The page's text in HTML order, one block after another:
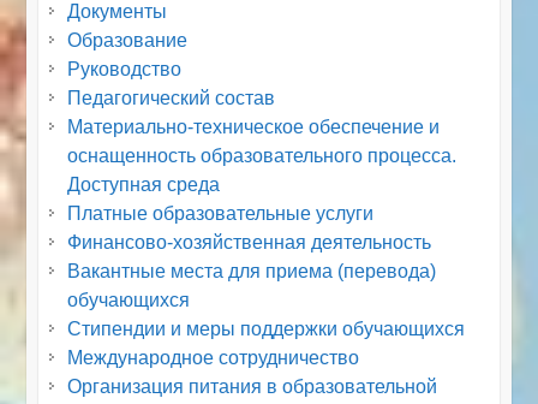
Документы
Образование
Руководство
Педагогический состав
Материально-техническое обеспечение и
оснащенность образовательного процесса.
Доступная среда
Платные образовательные услуги
Финансово-хозяйственная деятельность
Вакантные места для приема (перевода)
обучающихся
Стипендии и меры поддержки обучающихся
Международное сотрудничество
Организация питания в образовательной